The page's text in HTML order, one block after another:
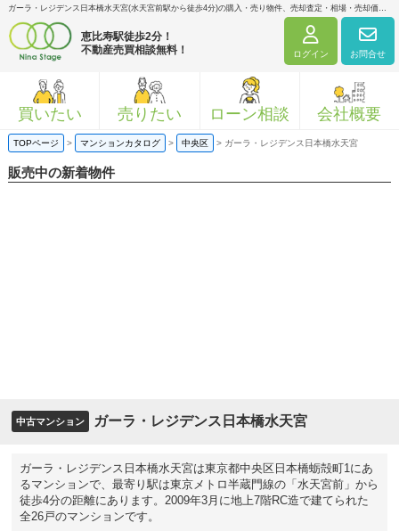
ガーラ・レジデンス日本橋水天宮(水天宮前駅から徒歩4分)の購入・売り物件、売却査定・相場・売却価格マンション情報｜ニナ・ステージ株式会社
恵比寿駅徒歩2分！
不動産売買相談無料！
ログイン お問合せ
買いたい 売りたい ローン相談 会社概要
TOPページ > マンションカタログ > 中央区 > ガーラ・レジデンス日本橋水天宮
販売中の新着物件
中古マンション ガーラ・レジデンス日本橋水天宮
ガーラ・レジデンス日本橋水天宮は東京都中央区日本橋蛎殻町1にあ
るマンションで、最寄り駅は東京メトロ半蔵門線の「水天宮前」から
徒歩4分の距離にあります。2009年3月に地上7階RC造で建てられた
全26戸のマンションです。